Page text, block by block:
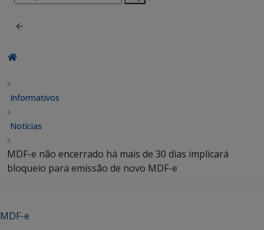
por:
Informativos
Notícias
MDF-e não encerrado há mais de 30 dias implicará
bloqueio para emissão de novo MDF-e
MDF-e